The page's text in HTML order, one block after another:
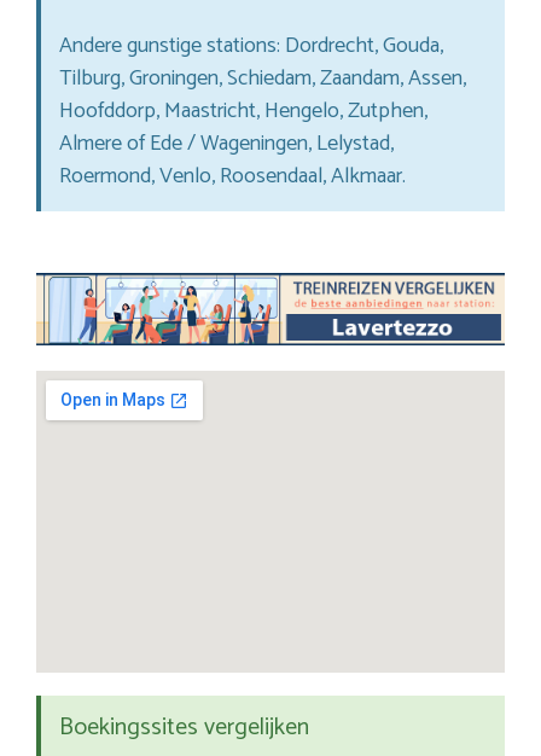
Andere gunstige stations: Dordrecht, Gouda,
Tilburg, Groningen, Schiedam, Zaandam, Assen,
Hoofddorp, Maastricht, Hengelo, Zutphen,
Almere of Ede / Wageningen, Lelystad,
Roermond, Venlo, Roosendaal, Alkmaar.
Boekingssites vergelijken